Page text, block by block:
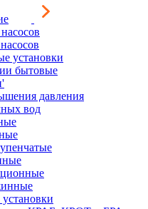
установки
бытовые
давления
вод